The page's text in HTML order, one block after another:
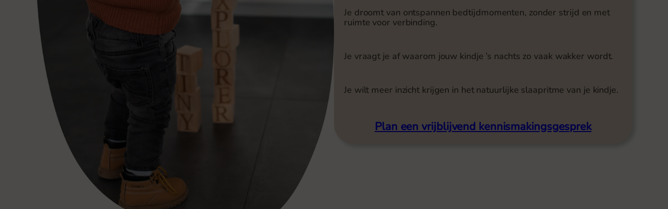
Je droomt van ontspannen bedtijdmomenten, zonder strijd en met
ruimte voor verbinding.
Je vraagt je af waarom jouw kindje ’s nachts zo vaak wakker wordt.
Je wilt meer inzicht krijgen in het natuurlijke slaapritme van je kindje.
Plan een vrijblijvend kennismakingsgesprek